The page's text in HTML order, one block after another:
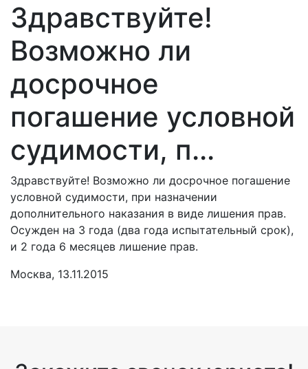
Здравствуйте!
Возможно ли
досрочное
погашение условной
судимости, п...
Здравствуйте! Возможно ли досрочное погашение
условной судимости, при назначении
дополнительного наказания в виде лишения прав.
Осужден на 3 года (два года испытательный срок),
и 2 года 6 месяцев лишение прав.
Москва, 13.11.2015